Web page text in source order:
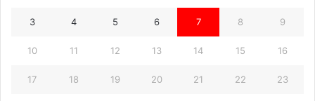
3 4 5 6 7 8 9
10 11 12 13 14 15 16
17 18 19 20 21 22 23